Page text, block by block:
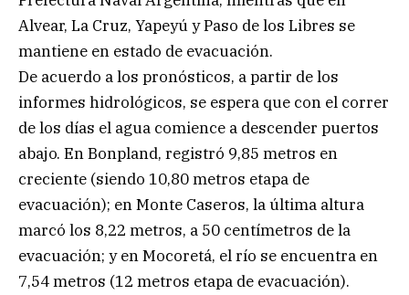
Alvear, La Cruz, Yapeyú y Paso de los Libres se
mantiene en estado de evacuación.
De acuerdo a los pronósticos, a partir de los
informes hidrológicos, se espera que con el correr
de los días el agua comience a descender puertos
abajo. En Bonpland, registró 9,85 metros en
creciente (siendo 10,80 metros etapa de
evacuación); en Monte Caseros, la última altura
marcó los 8,22 metros, a 50 centímetros de la
evacuación; y en Mocoretá, el río se encuentra en
7,54 metros (12 metros etapa de evacuación).